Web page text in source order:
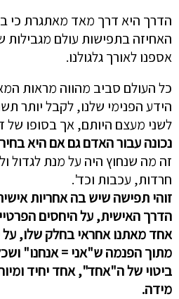
הדרך היא דרך מאד מאתגרת כי
האחיזה בתפישות עולם
אספנו לאורך גלגולנו.
כל העולם סביב מהווה מראות
הידע הפנימי שלנו, לקבל יותר
לשני מעצם היותם, אך בסופו של
נכונה עבור האדם גם אם היא
זה מה שנחוץ היה על מנת לגדול
חרדות, עכבות וכד'.
זוהי תפישה שיש בה אחריות
הדרך האישית, על היחסים
אחד מאתנו אחראי בחלק שלו, על
מתוך הפנמה ש"אני = אנחנו"
ביטוי של ה"אחד", אחד יחיד
מידה.